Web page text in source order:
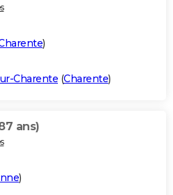
)
Charente (Charente)
ans)
)